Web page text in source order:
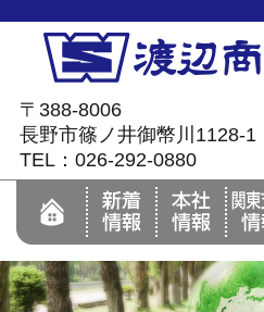
〒388-8006
長野市篠ノ井御幣川1128-1
TEL：026-292-0880